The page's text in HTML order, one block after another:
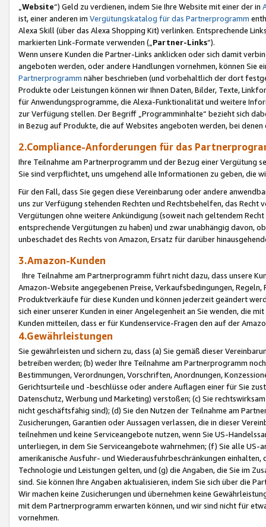
Website“) Geld zu verdienen, indem Sie Ihre Website mit einer der in
ist, einer anderen im Vergütungskatalog für das Partnerprogramm
Alexa Skill (über das Alexa Shopping Kit) verlinken. Entsprechende
markierten Link-Formate verwenden („ Partner-Links“).
Wenn unsere Kunden die Partner-Links anklicken oder sich damit
angeboten werden, oder andere Handlungen vornehmen, können Sie
Partnerprogramm näher beschrieben (und vorbehaltlich der dort
Produkte oder Leistungen können wir Ihnen Daten, Bilder, Texte,
für Anwendungsprogramme, die Alexa-Funktionalität und weitere
zur Verfügung stellen. Der Begriff „Programminhalte“ bezieht sich
in Bezug auf Produkte, die auf Websites angeboten werden, bei
2.Compliance-Anforderungen für das
Ihre Teilnahme am Partnerprogramm und der Bezug einer Vergütung
Sie sind verpflichtet, uns umgehend alle Informationen zu geben, die
Für den Fall, dass Sie gegen diese Vereinbarung oder andere
uns zur Verfügung stehenden Rechten und Rechtsbehelfen, das
Vergütungen ohne weitere Ankündigung (soweit nach geltendem
entsprechende Vergütungen zu haben) und zwar unabhängig davon,
unbeschadet des Rechts von Amazon, Ersatz für darüber
3.Amazon-Kunden
Ihre Teilnahme am Partnerprogramm führt nicht dazu, dass unsere
Amazon-Website angegebenen Preise, Verkaufsbedingungen,
Produktverkäufe für diese Kunden und können jederzeit geändert
sich einer unserer Kunden in einer Angelegenheit an Sie wenden, die
Kunden mitteilen, dass er für Kundenservice-Fragen den auf der
4.Gewährleistungen
Sie gewährleisten und sichern zu, dass (a) Sie gemäß dieser
betreiben werden; (b) weder Ihre Teilnahme am Partnerprogramm
Bestimmungen, Verordnungen, Vorschriften, Anordnungen,
Gerichtsurteile und -beschlüsse oder andere Auflagen einer für Sie
Datenschutz, Werbung und Marketing) verstoßen; (c) Sie
nicht geschäftsfähig sind); (d) Sie den Nutzen der Teilnahme am
Zusicherungen, Garantien oder Aussagen verlassen, die in dieser
teilnehmen und keine Serviceangebote nutzen, wenn Sie US-
unterliegen, in dem Sie Serviceangebote wahrnehmen; (f) Sie alle
amerikanische Ausfuhr- und Wiederausfuhrbeschränkungen
Technologie und Leistungen gelten, und (g) die Angaben, die Sie im
sind. Sie können Ihre Angaben aktualisieren, indem Sie sich über die
Wir machen keine Zusicherungen und übernehmen keine
mit dem Partnerprogramm erwarten können, und wir sind nicht für
vornehmen.